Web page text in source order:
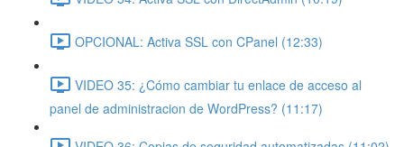
OPCIONAL: Activa SSL con CPanel (12:33)
VIDEO 35: ¿Cómo cambiar tu enlace de acceso al
panel de administracion de WordPress? (11:17)